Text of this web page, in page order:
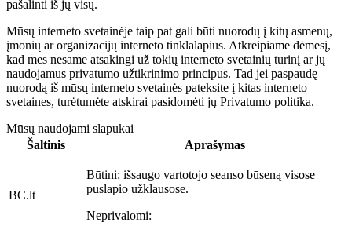
pašalinti iš jų visų.
Mūsų interneto svetainėje taip pat gali būti nuorodų į kitų asmenų,
įmonių ar organizacijų interneto tinklalapius. Atkreipiame dėmesį,
kad mes nesame atsakingi už tokių interneto svetainių turinį ar jų
naudojamus privatumo užtikrinimo principus. Tad jei paspaudę
nuorodą iš mūsų interneto svetainės pateksite į kitas interneto
svetaines, turėtumėte atskirai pasidomėti jų Privatumo politika.
Mūsų naudojami slapukai
Šaltinis
Aprašymas
BC.lt
Būtini: išsaugo vartotojo seanso būseną visose
puslapio užklausose.
Neprivalomi: –